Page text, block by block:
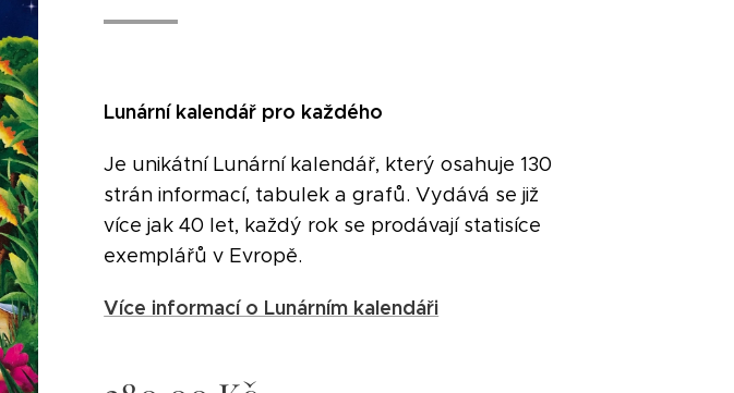
Lunární kalendář pro každého
Je unikátní Lunární kalendář, který osahuje 130
strán informací, tabulek a grafů. Vydává se již
více jak 40 let, každý rok se prodávají statisíce
exemplářů v Evropě.
Více informací o Lunárním kalendáři